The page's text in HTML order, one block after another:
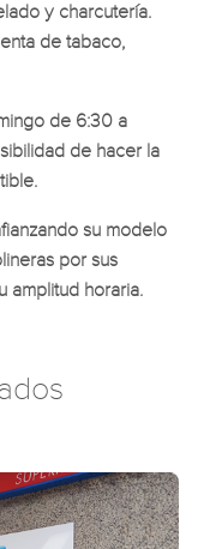
y charcutería.
de tabaco,
de 6:30 a
de hacer la
su modelo
por sus
amplitud horaria.